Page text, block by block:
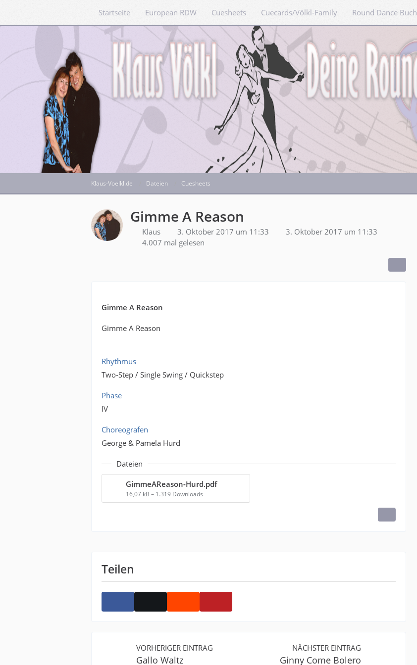
Startseite European RDW Cuesheets Cuecards/Völkl-Family Round Dance Buch
Klaus-Voelkl.de Dateien Cuesheets
Gimme A Reason
Klaus 3. Oktober 2017 um 11:33
3. Oktober 2017 um 11:33
4.007 mal gelesen
Gimme A Reason
Gimme A Reason
Rhythmus
Two-Step / Single Swing / Quickstep
Phase
IV
Choreografen
George & Pamela Hurd
Dateien
GimmeAReason-Hurd.pdf
16,07 kB – 1.319 Downloads
Teilen
VORHERIGER EINTRAG
Gallo Waltz
NÄCHSTER EINTRAG
Ginny Come Bolero